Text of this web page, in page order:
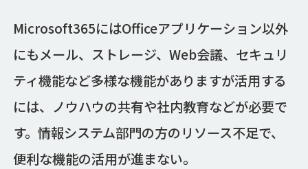
Microsoft365にはOfficeアプリケーション以外
にもメール、ストレージ、Web会議、セキュリ
ティ機能など多様な機能がありますが活用する
には、ノウハウの共有や社内教育などが必要で
す。情報システム部門の方のリソース不足で、
便利な機能の活用が進まない。